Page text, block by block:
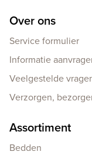
Over ons
Service formulier
Informatie
Veelgestelde
Verzorgen,
Assortiment
Bedden